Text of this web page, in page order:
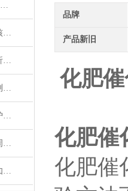
理涛 LT-F1000 碳酸钙吸油值测试仪 介绍说明
腹部穿刺器穿刺性能测试仪核心测试指标：穿刺力、峰值力、穿透力解析
球囊综合性能测试仪功能解析：额定爆破压（RBP）、顺应性、疲劳强度
汽车内饰水平燃烧测试仪：测试步骤、试样制备与结果判读
救援靴阻燃性能测试仪：守护救援人员足部安全的检测装备
呼吸阀气密性测试仪的校准周期与重要性
激光闪光法导热系数测试仪如何征服极端温度下的材料测试？
品牌
产品新旧
化肥
化肥催
化肥催